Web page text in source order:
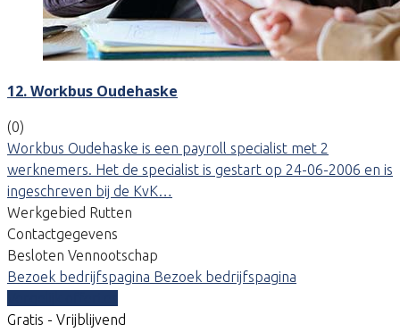
12. Workbus Oudehaske
(0)
Workbus Oudehaske is een payroll specialist met 2
werknemers. Het de specialist is gestart op 24-06-2006 en is
ingeschreven bij de KvK…
Werkgebied Rutten
Contactgegevens
Besloten Vennootschap
Bezoek bedrijfspagina Bezoek bedrijfspagina
Gratis - Vrijblijvend